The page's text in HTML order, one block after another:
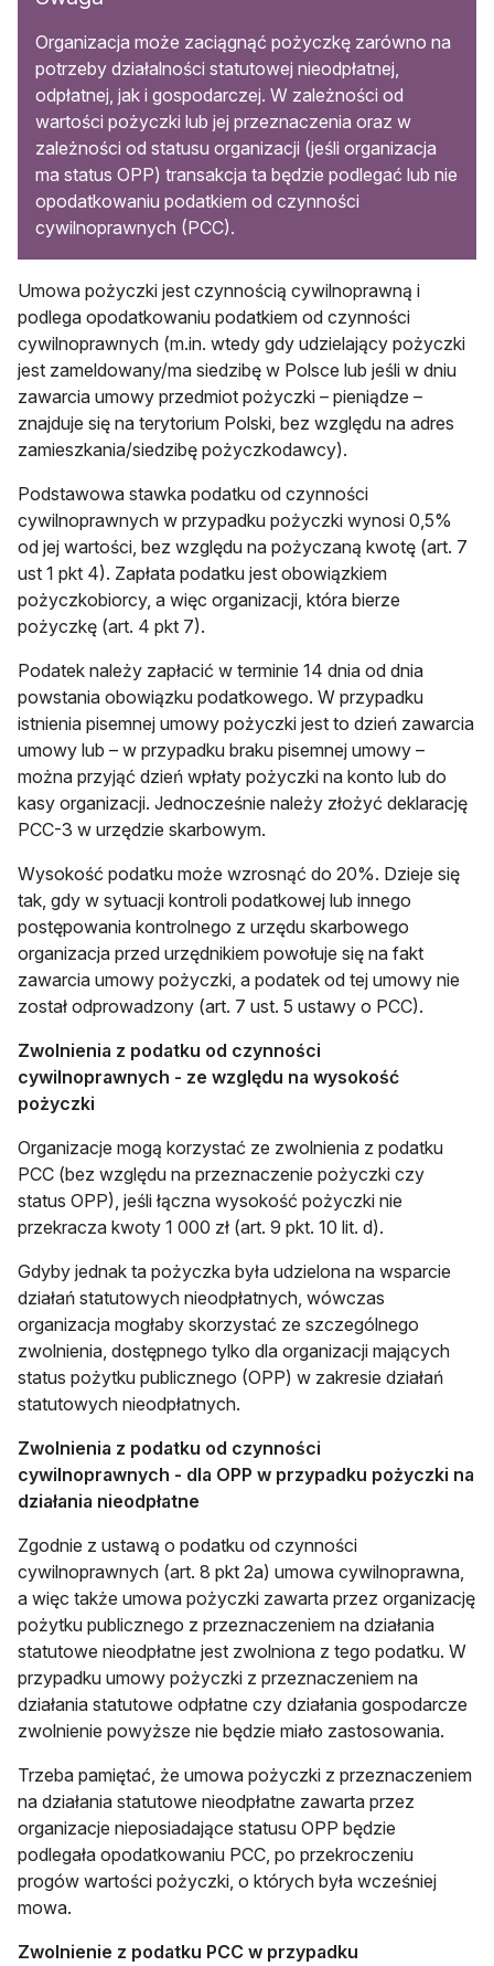
Organizacja może zaciągnąć pożyczkę zarówno na
potrzeby działalności statutowej nieodpłatnej,
odpłatnej, jak i gospodarczej. W zależności od
wartości pożyczki lub jej przeznaczenia oraz w
zależności od statusu organizacji (jeśli organizacja
ma status OPP) transakcja ta będzie podlegać lub nie
opodatkowaniu podatkiem od czynności
cywilnoprawnych (PCC).
Umowa pożyczki jest czynnością cywilnoprawną i
podlega opodatkowaniu podatkiem od czynności
cywilnoprawnych (m.in. wtedy gdy udzielający pożyczki
jest zameldowany/ma siedzibę w Polsce lub jeśli w dniu
zawarcia umowy przedmiot pożyczki – pieniądze –
znajduje się na terytorium Polski, bez względu na adres
zamieszkania/siedzibę pożyczkodawcy).
Podstawowa stawka podatku od czynności
cywilnoprawnych w przypadku pożyczki wynosi 0,5%
od jej wartości, bez względu na pożyczaną kwotę (art. 7
ust 1 pkt 4). Zapłata podatku jest obowiązkiem
pożyczkobiorcy, a więc organizacji, która bierze
pożyczkę (art. 4 pkt 7).
Podatek należy zapłacić w terminie 14 dnia od dnia
powstania obowiązku podatkowego. W przypadku
istnienia pisemnej umowy pożyczki jest to dzień zawarcia
umowy lub – w przypadku braku pisemnej umowy –
można przyjąć dzień wpłaty pożyczki na konto lub do
kasy organizacji. Jednocześnie należy złożyć deklarację
PCC-3 w urzędzie skarbowym.
Wysokość podatku może wzrosnąć do 20%. Dzieje się
tak, gdy w sytuacji kontroli podatkowej lub innego
postępowania kontrolnego z urzędu skarbowego
organizacja przed urzędnikiem powołuje się na fakt
zawarcia umowy pożyczki, a podatek od tej umowy nie
został odprowadzony (art. 7 ust. 5 ustawy o PCC).
Zwolnienia z podatku od czynności
cywilnoprawnych - ze względu na wysokość
pożyczki
Organizacje mogą korzystać ze zwolnienia z podatku
PCC (bez względu na przeznaczenie pożyczki czy
status OPP), jeśli łączna wysokość pożyczki nie
przekracza kwoty 1 000 zł (art. 9 pkt. 10 lit. d).
Gdyby jednak ta pożyczka była udzielona na wsparcie
działań statutowych nieodpłatnych, wówczas
organizacja mogłaby skorzystać ze szczególnego
zwolnienia, dostępnego tylko dla organizacji mających
status pożytku publicznego (OPP) w zakresie działań
statutowych nieodpłatnych.
Zwolnienia z podatku od czynności
cywilnoprawnych - dla OPP w przypadku pożyczki na
działania nieodpłatne
Zgodnie z ustawą o podatku od czynności
cywilnoprawnych (art. 8 pkt 2a) umowa cywilnoprawna,
a więc także umowa pożyczki zawarta przez organizację
pożytku publicznego z przeznaczeniem na działania
statutowe nieodpłatne jest zwolniona z tego podatku. W
przypadku umowy pożyczki z przeznaczeniem na
działania statutowe odpłatne czy działania gospodarcze
zwolnienie powyższe nie będzie miało zastosowania.
Trzeba pamiętać, że umowa pożyczki z przeznaczeniem
na działania statutowe nieodpłatne zawarta przez
organizacje nieposiadające statusu OPP będzie
podlegała opodatkowaniu PCC, po przekroczeniu
progów wartości pożyczki, o których była wcześniej
mowa.
Zwolnienie z podatku PCC w przypadku